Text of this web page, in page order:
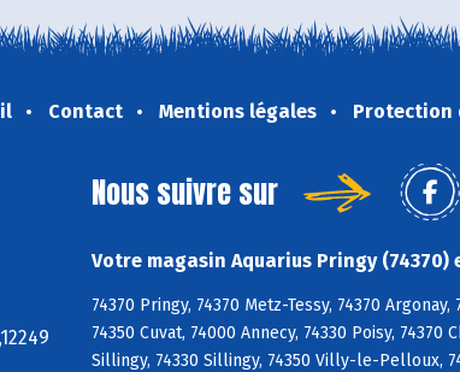
Contact Mentions légales Protection
Nous suivre sur
Votre magasin Aquarius Pringy (74370)
74370 Pringy, 74370 Metz-Tessy, 74370
74350 Cuvat, 74000 Annecy, 74330 Poisy,
Sillingy, 74330 Sillingy, 74350 Villy-le-Pelloux,